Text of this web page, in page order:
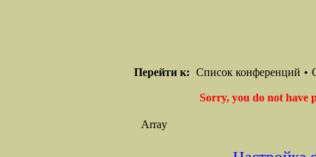
Перейти к: Список конференций •
Sorry, you do not have
Array